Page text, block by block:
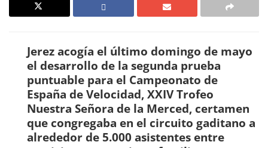
Jerez acogía el último domingo de mayo
el desarrollo de la segunda prueba
puntuable para el Campeonato de
España de Velocidad, XXIV Trofeo
Nuestra Señora de la Merced, certamen
que congregaba en el circuito gaditano a
alrededor de 5.000 asistentes entre